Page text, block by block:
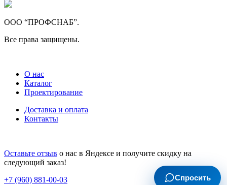
Спросить
ООО “ПРОФСНАБ”.
Все права защищены.
О нас
Каталог
Проектирование
Доставка и оплата
Контакты
Оставьте отзыв о нас в Яндексе и получите скидку на
следующий заказ!
+7 (960) 881-00-03